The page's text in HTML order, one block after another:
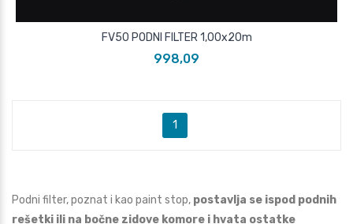
FV50 PODNI FILTER 1,00x20m
998,09
1
Podni filter, poznat i kao paint stop, postavlja se ispod podnih
rešetki ili na bočne zidove komore i hvata ostatke